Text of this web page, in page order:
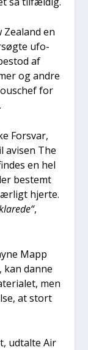
Zealand en
ufo-
af
og andre
for
For­svar,
avi­sen The
en hel
bestemt
ærligt hjer­te.
,
Mapp
kan dan­ne
men
at stort
udtal­te Air